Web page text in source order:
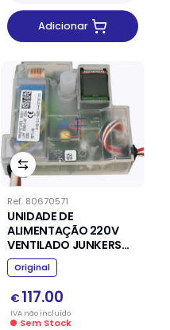
Adicionar
Ref. 80670571
UNIDADE DE
ALIMENTAÇÃO 220V
VENTILADO JUNKERS
VULCANO
Original
€ 117.00
IVA nãoincluído
Sem Stock